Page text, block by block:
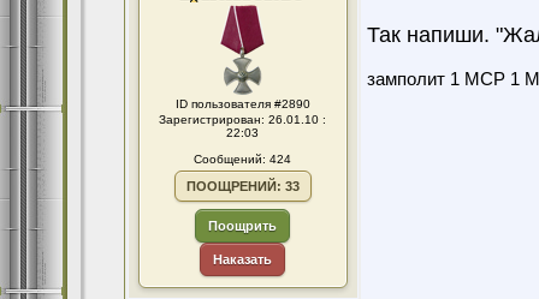
ID пользователя #2890
Зарегистрирован: 26.01.10 :
22:03
Сообщений: 424
ПООЩРЕНИЙ: 33
Поощрить
Наказать
Так напиши.
замполит 1 МСР 1